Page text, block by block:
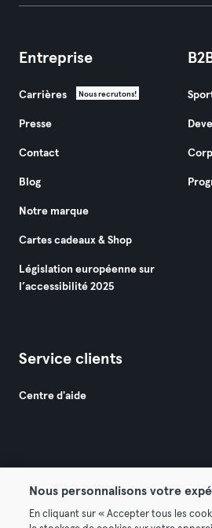
Entreprise
Carrières Nous recrutons!
Presse
Contact
Blog
Notre marque
Cartes cadeaux & Shop
Législation européenne sur
l’accessibilité 2025
Service clients
Centre d'aide
Nous personnalisons votre
En cliquant sur « Accepter tous les